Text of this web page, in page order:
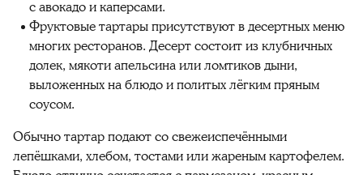
с авокадо и каперсами.
Фруктовые тартары присутствуют в десертных меню
многих ресторанов. Десерт состоит из клубничных
долек, мякоти апельсина или ломтиков дыни,
выложенных на блюдо и политых лёгким пряным
соусом.
Обычно тартар подают со свежеиспечёнными
лепёшками, хлебом, тостами или жареным картофелем.